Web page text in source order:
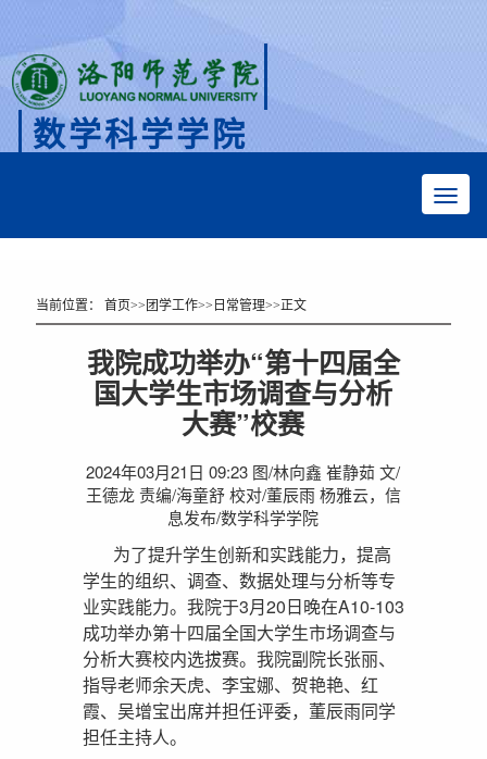
数学科学学院
当前位置：首页>> 团学工作>> 日常管理>>正文
我院成功举办“第十四届全
国大学生市场调查与分析
大赛”校赛
2024年03月21日 09:23 图/林向鑫 崔静茹 文/
王德龙 责编/海童舒 校对/董辰雨 杨雅云，信
息发布/数学科学学院
为了提升学生创新和实践能力，提高
学生的组织、调查、数据处理与分析等专
业实践能力。我院于3月20日晚在A10-103
成功举办第十四届全国大学生市场调查与
分析大赛校内选拔赛。我院副院长张丽、
指导老师余天虎、李宝娜、贺艳艳、红
霞、吴增宝出席并担任评委，董辰雨同学
担任主持人。